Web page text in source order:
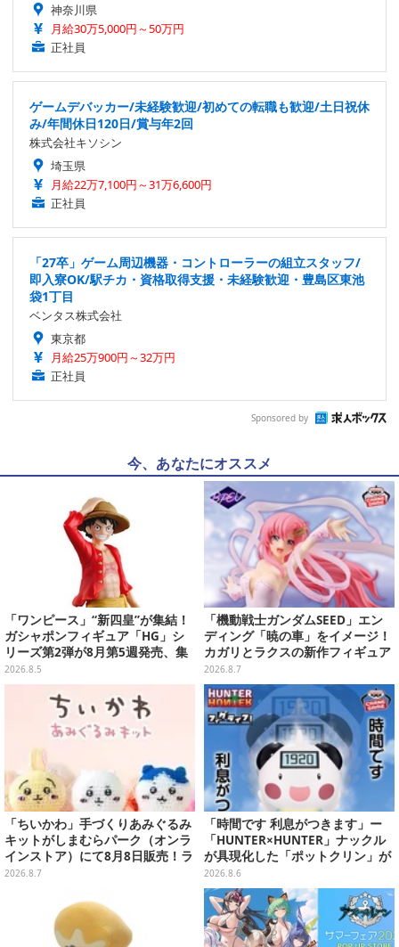
神奈川県
月給30万5,000円～50万円
正社員
ゲームデバッカー/未経験歓迎/初めての転職も歓迎/土日祝休
み/年間休日120日/賞与年2回
株式会社キソシン
埼玉県
月給22万7,100円～31万6,600円
正社員
「27卒」ゲーム周辺機器・コントローラーの組立スタッフ/
即入寮OK/駅チカ・資格取得支援・未経験歓迎・豊島区東池
袋1丁目
ベンタス株式会社
東京都
月給25万900円～32万円
正社員
Sponsored by
今、あなたにオススメ
「ワンピース」“新四皇”が集結！
ガシャポンフィギュア「HG」シ
リーズ第2弾が8月第5週発売、集
めて並べたくなるクオリティ
2026.8.5
「機動戦士ガンダムSEED」エン
ディング「暁の車」をイメージ！
カガリとラクスの新作フィギュア
がプライズに
2026.8.7
「ちいかわ」手づくりあみぐるみ
キットがしまむらパーク（オンラ
インストア）にて8月8日販売！ラ
インナップ全3種、初心者向きの
2026.8.7
「時間です 利息がつきます」ー
「HUNTER×HUNTER」ナックル
が具現化した「ポットクリン」が
貯金箱としてプライズ展開
2026.8.6